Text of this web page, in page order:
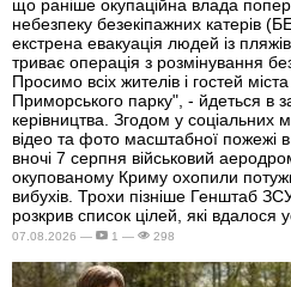
що раніше окупаційна влада
небезпеку безекіпажних катерів
екстрена евакуація людей із
триває операція з розмінування
Просимо всіх жителів і гостей
Приморського парку", - йдеться в
керівництва. Згодом у соціальних
відео та фото масштабної пожежі
вночі 7 серпня військовий
окупованому Криму охопили
вибухів. Трохи пізніше Генштаб
розкрив список цілей, які вдалося
07.08.2026 — 1 — 298